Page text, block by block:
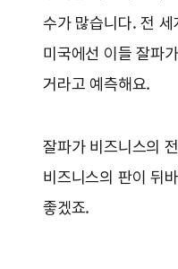
수가 많습니다. 전
미국에선 이들 잘파
거라고 예측해요.
잘파가 비즈니스의
비즈니스의 판이 뒤
좋겠죠.